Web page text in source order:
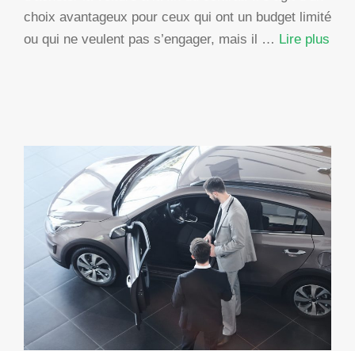
choix avantageux pour ceux qui ont un budget limité
ou qui ne veulent pas s’engager, mais il … Lire plus